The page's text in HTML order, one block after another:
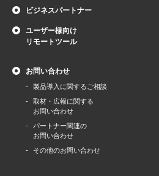
ビジネスパートナー
ユーザー様向け
リモートツール
お問い合わせ
製品導⼊に関するご相談
取材・広報に関する
お問い合わせ
パートナー関連の
お問い合わせ
その他のお問い合わせ